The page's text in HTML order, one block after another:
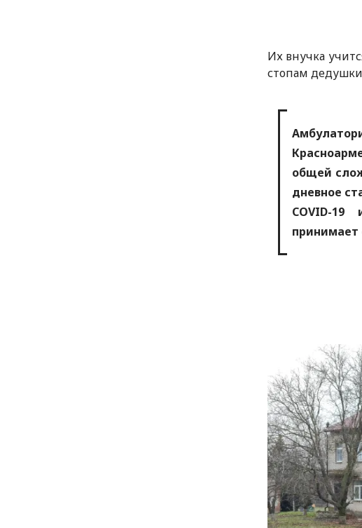
Их внучка
стопам
общей
дневное
COVID-
принимает